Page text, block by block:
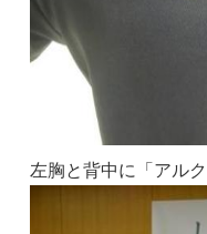
左胸と背中に「アル